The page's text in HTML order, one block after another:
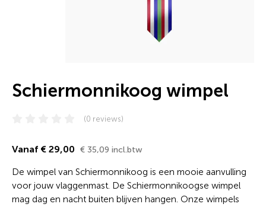
Schiermonnikoog wimpel
(0 reviews)
Vanaf € 29,00 € 35,09 incl.btw
De wimpel van Schiermonnikoog is een mooie aanvulling
voor jouw vlaggenmast. De Schiermonnikoogse wimpel
mag dag en nacht buiten blijven hangen. Onze wimpels